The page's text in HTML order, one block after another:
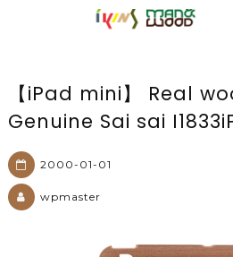
｜
木
【iPad mini】 Real
Genuine Sai sai
2000-01-01
wpmaster